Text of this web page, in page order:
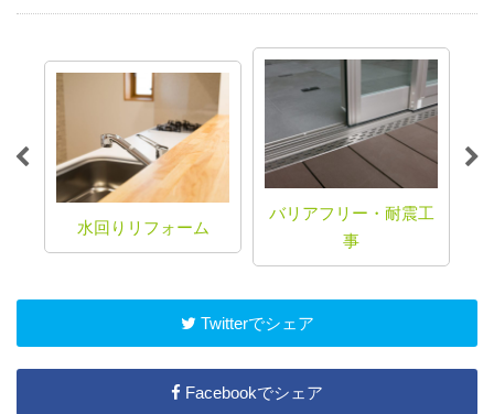
水回りリフォーム
バリアフリー・耐震工
事
Twitterでシェア
Facebookでシェア